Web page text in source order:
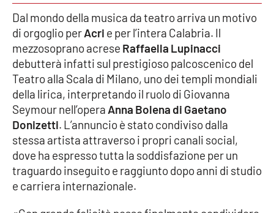
Meteo
Editoriali
VIDEO
Ambiente
Cronaca
Cultura
Dal mondo della musica da teatro arriva un motivo
di orgoglio perAcri e per l’intera Calabria. Il
mezzosoprano acrese Raffaella Lupinacci
debutterà infatti sul prestigioso palcoscenico del
Teatro alla Scala di Milano, uno dei templi mondiali
della lirica, interpretando il ruolo di Giovanna
Seymour nell’opera Anna Bolena di Gaetano
Donizetti. L’annuncio è stato condiviso dalla
stessa artista attraverso i propri canali social,
dove ha espresso tutta la soddisfazione per un
traguardo inseguito e raggiunto dopo anni di studio
e carriera internazionale.